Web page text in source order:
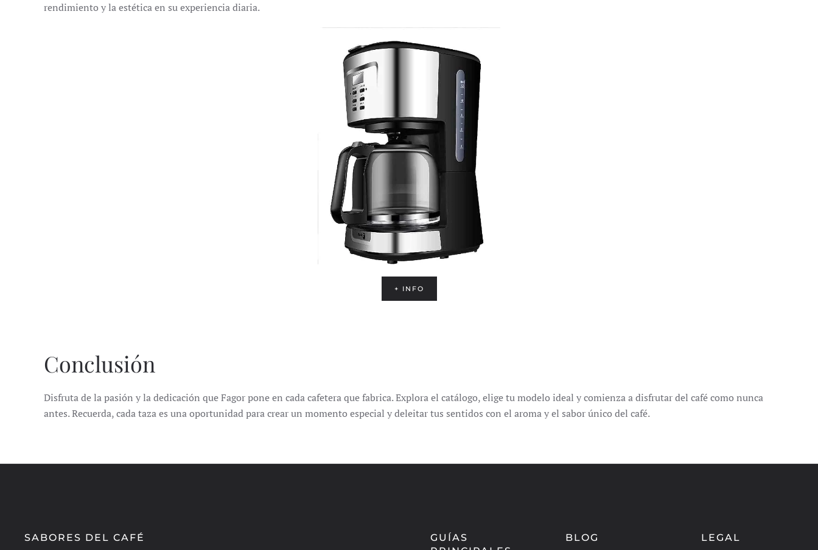
rendimiento y la estética en su experiencia diaria.
+ INFO
Conclusión
Disfruta de la pasión y la dedicación que Fagor pone en cada cafetera que fabrica.Explora el catálogo, elige tu modelo ideal y comienza a disfrutar del café como nunca
antes.Recuerda, cada taza es una oportunidad para crear un momento especial y deleitar tus sentidos con el aroma y el sabor único del café.
SABORES DEL CAFÉ
GUÍAS
BLOG LEGAL